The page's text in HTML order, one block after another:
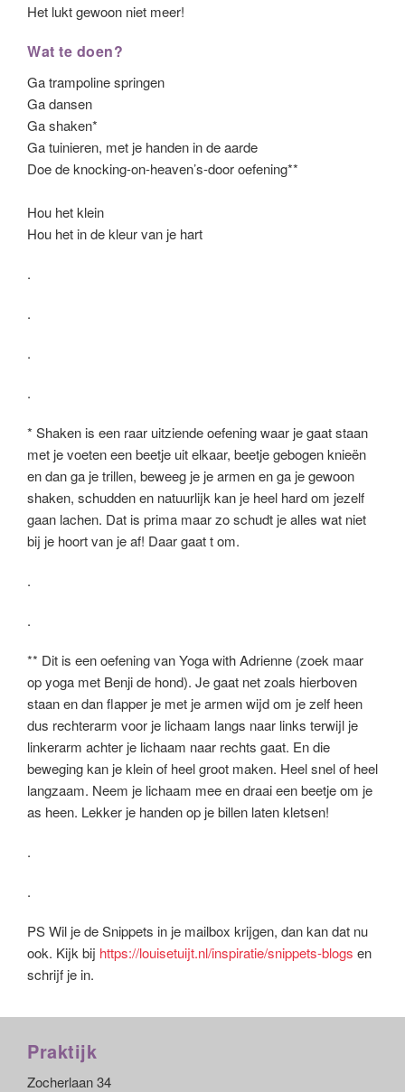
Het lukt gewoon niet meer!
Wat te doen?
Ga trampoline springen
Ga dansen
Ga shaken*
Ga tuinieren, met je handen in de aarde
Doe de knocking-on-heaven’s-door oefening**
Hou het klein
Hou het in de kleur van je hart
.
.
.
.
* Shaken is een raar uitziende oefening waar je gaat staan
met je voeten een beetje uit elkaar, beetje gebogen knieën
en dan ga je trillen, beweeg je je armen en ga je gewoon
shaken, schudden en natuurlijk kan je heel hard om jezelf
gaan lachen. Dat is prima maar zo schudt je alles wat niet
bij je hoort van je af! Daar gaat t om.
.
.
** Dit is een oefening van Yoga with Adrienne (zoek maar
op yoga met Benji de hond). Je gaat net zoals hierboven
staan en dan flapper je met je armen wijd om je zelf heen
dus rechterarm voor je lichaam langs naar links terwijl je
linkerarm achter je lichaam naar rechts gaat. En die
beweging kan je klein of heel groot maken. Heel snel of heel
langzaam. Neem je lichaam mee en draai een beetje om je
as heen. Lekker je handen op je billen laten kletsen!
.
.
PS Wil je de Snippets in je mailbox krijgen, dan kan dat nu
ook. Kijk bij https://louisetuijt.nl/inspiratie/snippets-blogs en
schrijf je in.
Praktijk
Zocherlaan 34